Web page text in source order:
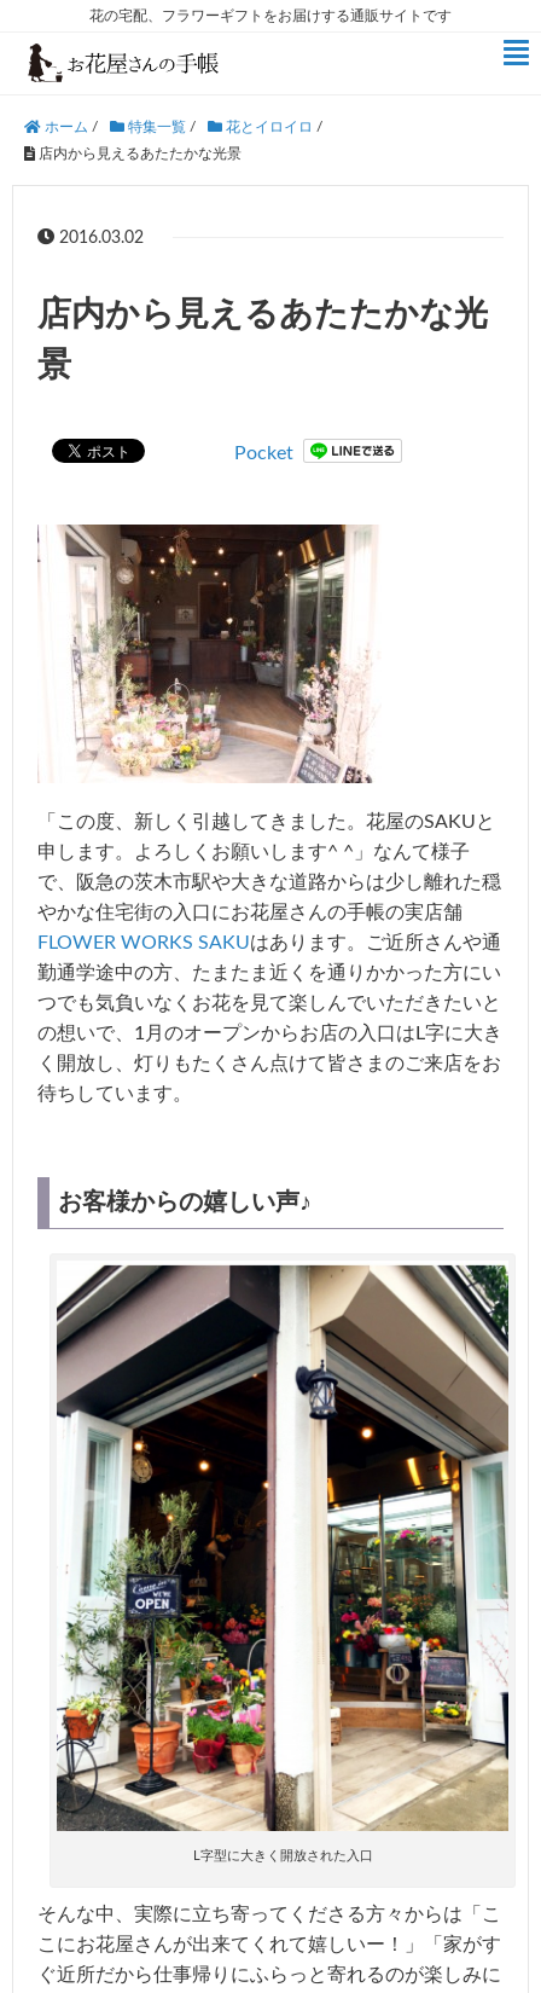
花の宅配、フラワーギフトをお届けする通販サイトです
ホーム / 特集一覧 / 花とイロイロ /
店内から見えるあたたかな光景
2016.03.02
店内から見えるあたたかな光
景
Pocket
「この度、新しく引越してきました。花屋のSAKUと
申します。よろしくお願いします^ ^」なんて様子
で、阪急の茨木市駅や大きな道路からは少し離れた穏
やかな住宅街の入口にお花屋さんの手帳の実店舗
FLOWER WORKS SAKUはあります。ご近所さんや通
勤通学途中の方、たまたま近くを通りかかった方にい
つでも気負いなくお花を見て楽しんでいただきたいと
の想いで、1月のオープンからお店の入口はL字に大き
く開放し、灯りもたくさん点けて皆さまのご来店をお
待ちしています。
お客様からの嬉しい声♪
L字型に大きく開放された入口
そんな中、実際に立ち寄ってくださる方々からは「こ
こにお花屋さんが出来てくれて嬉しいー！」「家がす
ぐ近所だから仕事帰りにふらっと寄れるのが楽しみに